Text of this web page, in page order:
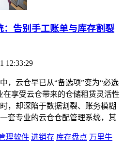
：告别手工账单与库存割裂
12:33:29
，云仓早已从“备选项”变为“必选
在享受云仓带来的仓储租赁灵活性
，却深陷于数据割裂、账务模糊
套专业的云仓仓配管理系统，其
理软件 进销存 库存盘点 万里牛